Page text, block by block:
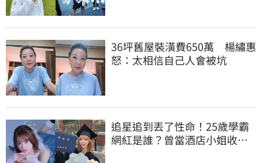
36坪舊屋裝潢費650萬 楊繡惠
怒：太相信自己人會被坑
追星追到丟了性命！25歲學霸
網紅是誰？曾當酒店小姐收入